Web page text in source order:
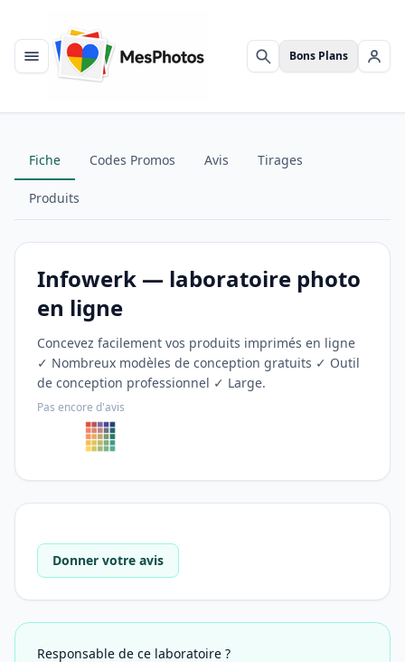
Menu Rechercher
Bons Plans Se
Fiche Codes Promos Avis Tirages
Produits
Infowerk — laboratoire photo
en ligne
Concevez facilement vos produits imprimés en ligne
✓ Nombreux modèles de conception gratuits ✓ Outil
de conception professionnel ✓ Large.
Pas encore d'avis
Donner votre avis
Responsable de ce laboratoire ?